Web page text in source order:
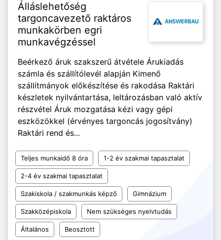
Álláslehetőség
targoncavezető raktáros
munkakörben egri
munkavégzéssel
Beérkező áruk szakszerű átvétele Árukiadás
számla és szállítólevél alapján Kimenő
szállítmányok előkészítése és rakodása Raktári
készletek nyilvántartása, leltározásban való aktív
részvétel Áruk mozgatása kézi vagy gépi
eszközökkel (érvényes targoncás jogosítvány)
Raktári rend és...
Teljes munkaidő 8 óra 1-2 év szakmai tapasztalat
2-4 év szakmai tapasztalat
Szakiskola / szakmunkás képző Gimnázium
Szakközépiskola Nem szükséges nyelvtudás
Általános Beosztott